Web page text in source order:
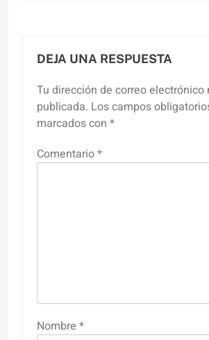
DEJA UNA RESPUESTA
Tu dirección de correo electrónico
publicada. Los campos
marcados con *
Comentario*
Nombre *